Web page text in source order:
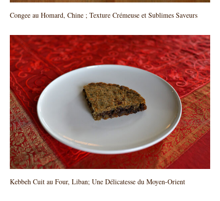
Congee au Homard, Chine ; Texture Crémeuse et Sublimes Saveurs
Kebbeh Cuit au Four, Liban; Une Délicatesse du Moyen-Orient